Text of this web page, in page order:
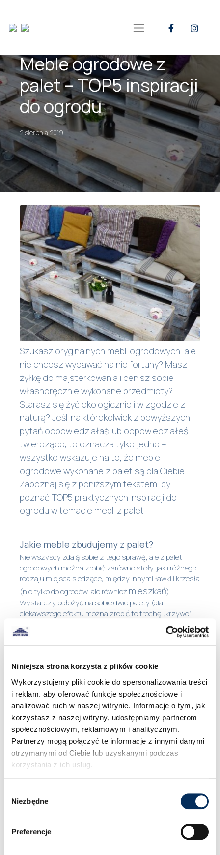
Niniejsza strona korzysta z plików cookie
Wykorzystujemy pliki cookie do spersonalizowania treści
i reklam, aby oferować funkcje społecznościowe i
analizować ruch w naszej witrynie. Informacje o tym, jak
korzystasz z naszej witryny, udostępniamy partnerom
społecznościowym, reklamowym i analitycznym.
Partnerzy mogą połączyć te informacje z innymi danymi
otrzymanymi od Ciebie lub uzyskanymi podczas
korzystania z ich usług.
zgody
Niezbędne
Preferencje
Meble ogrodowe z
palet – TOP5 inspiracji
do ogrodu
2 sierpnia 2019
Szukasz oryginalnych mebli ogrodowych, ale
nie chcesz wydawać na nie fortuny? Masz
żyłkę do majsterkowania i cenisz sobie
własnoręcznie wykonane przedmioty?
Starasz się żyć ekologicznie i w zgodzie z
naturą? Jeśli na którekolwiek z powyższych
pytań odpowiedziałaś lub odpowiedziałeś
twierdząco, to oznacza tylko jedno –
wszystko wskazuje na to, że meble
ogrodowe wykonane z palet są dla Ciebie.
Zapoznaj się z poniższym tekstem, by
poznać TOP5 praktycznych inspiracji do
ogrodu w temacie mebli z palet!
Jakie meble zbudujemy z palet?
Nie wszyscy zdają sobie z tego sprawę, ale z palet
ogrodowych można zrobić zarówno stoły, jak i różnego
rodzaju miejsca siedzące, między innymi ławki i krzesła
(nie tylko do ogrodów, ale również mieszkań).
Wystarczy położyć na sobie dwie palety (dla
ciekawszego efektu można zrobić to trochę „krzywo”,
by krawędzie się przecinały pod kątem), by otrzymać
stolik o wysokości 30 cm. Gdy wolną przestrzeń
pomiędzy panelami zabijemy listwami, to otrzymamy
blat stołu. Jeśli chcemy uzyskać wyższy stół, to po
prostu wykorzystajmy więcej paneli.
Ta sama zasada dotyczy tworzenia siedzisk – zamiast
jednak dokładać panele w pionie, łączymy panele w
poziomie, by na jednym siedzisku zmieściło się kilka
osób (niczym na sofie do salonu). Chcąc uzyskać
oparcie – postawmy paletę pionowo i przybijmy do
reszty konstrukcji. By zapewnić sobie odpowiedni
komfort, połóżmy na palety wygodny materac lub
wykonanych mebli będzie nam sprawiało przyjemność.
Kwietniki i doniczki
Jednak to nie wszystkie możliwości, jakie dają palety –